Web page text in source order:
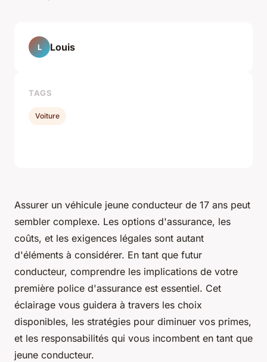
Assurer un véhicule jeune conducteur de 17 ans peut
sembler complexe. Les options d'assurance, les
coûts, et les exigences légales sont autant
d'éléments à considérer. En tant que futur
conducteur, comprendre les implications de votre
première police d'assurance est essentiel. Cet
éclairage vous guidera à travers les choix
disponibles, les stratégies pour diminuer vos primes,
et les responsabilités qui vous incombent en tant que
jeune conducteur.
L Louis
TAGS
Voiture